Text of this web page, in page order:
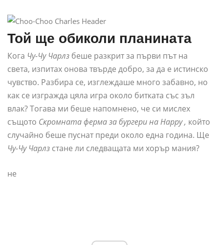
Той ще обиколи планината
Кога Чу-Чу Чарлз беше разкрит за първи път на
света, изпитах онова твърде добро, за да е истинско
чувство. Разбира се, изглеждаше много забавно, но
как се изгражда цяла игра около битката със зъл
влак? Тогава ми беше напомнено, че си мислех
същото Скромната ферма за бургери на Happy , който
случайно беше пуснат преди около една година. Ще
Чу-Чу Чарлз стане ли следващата ми хорър мания?
не